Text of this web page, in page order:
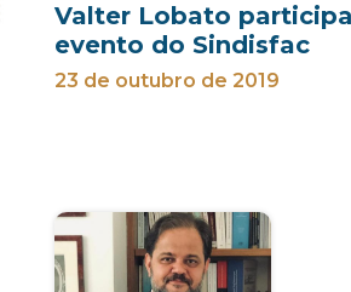
Valter Lobato
evento do Sindisfac
23 de outubro de 2019